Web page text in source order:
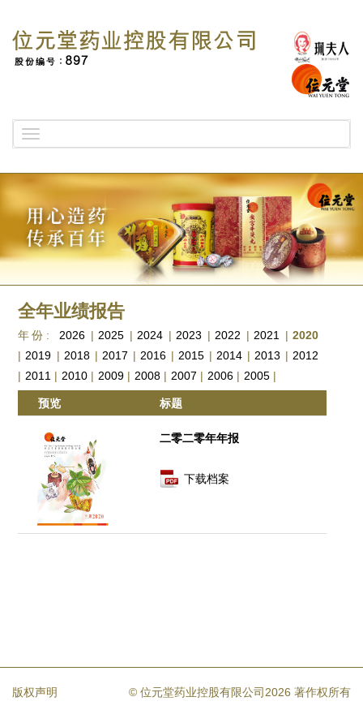
navigation
全年业绩报告
年份: 2026| 2025| 2024| 2023 | 2022 | 2021 | 2020
| 2019 | 2018| 2017 | 2016| 2015| 2014 | 2013 | 2012
| 2011 | 2010 | 2009 | 2008 | 2007 | 2006 | 2005 |
预览 标题
二零二零年年报
下载档案
© 位元堂药业控股有限公司2026 著作权所有
版权声明